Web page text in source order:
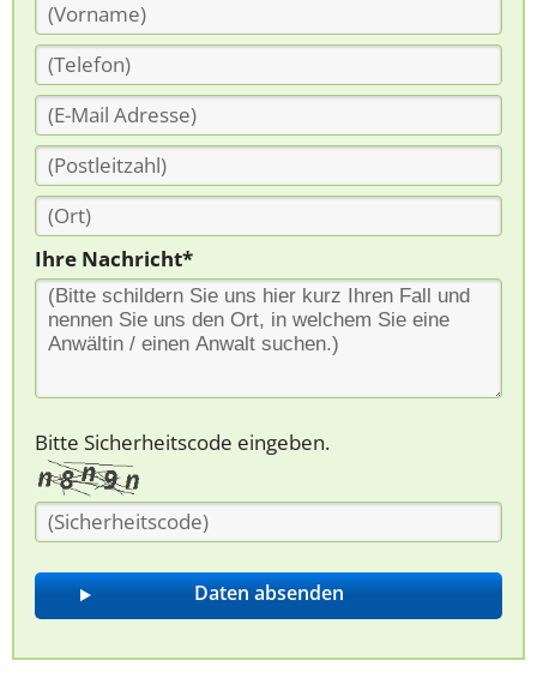
Ihre Nachricht*
Bitte Sicherheitscode eingeben.